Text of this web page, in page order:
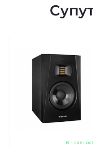
В наявності
Audio T5V